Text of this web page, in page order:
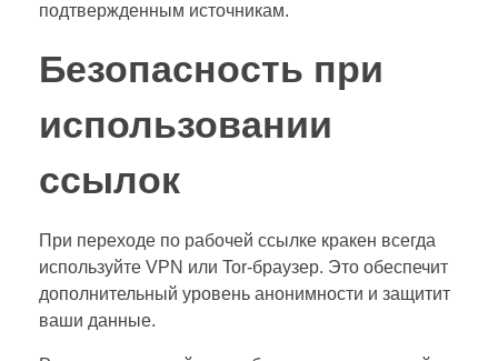
подтвержденным источникам.
Безопасность при
использовании
ссылок
При переходе по рабочей ссылке кракен всегда
используйте VPN или Tor-браузер. Это обеспечит
дополнительный уровень анонимности и защитит
ваши данные.